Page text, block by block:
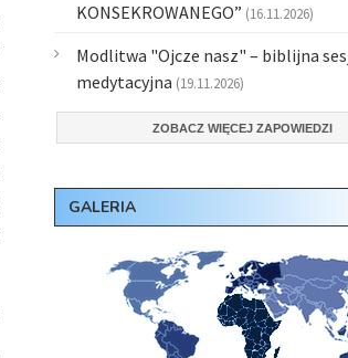
KONSEKROWANEGO” (16.11.2026)
Modlitwa "Ojcze nasz" – biblijna
medytacyjna (19.11.2026)
ZOBACZ WIĘCEJ ZAPOWIEDZI
GALERIA